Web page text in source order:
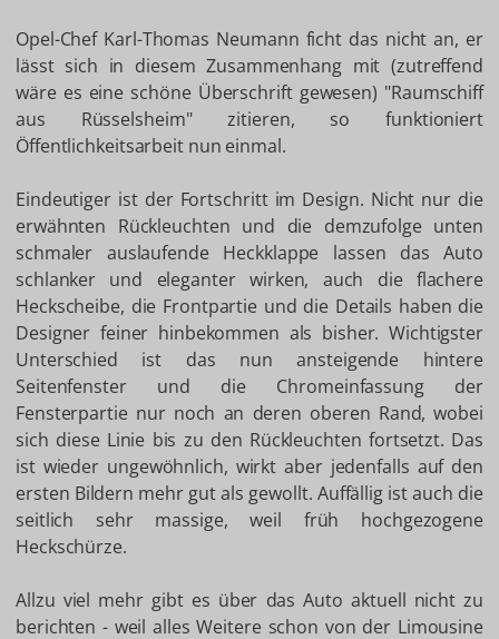
Opel-Chef Karl-Thomas Neumann ficht das nicht an, er
lässt sich in diesem Zusammenhang mit (zutreffend
wäre es eine schöne Überschrift gewesen) "Raumschiff
aus Rüsselsheim" zitieren, so funktioniert
Öffentlichkeitsarbeit nun einmal.
Eindeutiger ist der Fortschritt im Design. Nicht nur die
erwähnten Rückleuchten und die demzufolge unten
schmaler auslaufende Heckklappe lassen das Auto
schlanker und eleganter wirken, auch die flachere
Heckscheibe, die Frontpartie und die Details haben die
Designer feiner hinbekommen als bisher. Wichtigster
Unterschied ist das nun ansteigende hintere
Seitenfenster und die Chromeinfassung der
Fensterpartie nur noch an deren oberen Rand, wobei
sich diese Linie bis zu den Rückleuchten fortsetzt. Das
ist wieder ungewöhnlich, wirkt aber jedenfalls auf den
ersten Bildern mehr gut als gewollt. Auffällig ist auch die
seitlich sehr massige, weil früh hochgezogene
Heckschürze.
Allzu viel mehr gibt es über das Auto aktuell nicht zu
berichten - weil alles Weitere schon von der Limousine